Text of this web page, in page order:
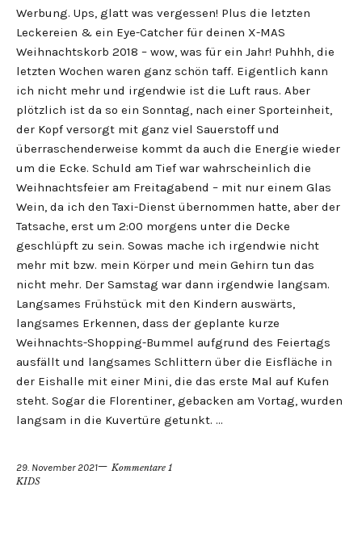
Werbung. Ups, glatt was vergessen! Plus die letzten
Leckereien & ein Eye-Catcher für deinen X-MAS
Weihnachtskorb 2018 – wow, was für ein Jahr! Puhhh, die
letzten Wochen waren ganz schön taff. Eigentlich kann
ich nicht mehr und irgendwie ist die Luft raus. Aber
plötzlich ist da so ein Sonntag, nach einer Sporteinheit,
der Kopf versorgt mit ganz viel Sauerstoff und
überraschenderweise kommt da auch die Energie wieder
um die Ecke. Schuld am Tief war wahrscheinlich die
Weihnachtsfeier am Freitagabend – mit nur einem Glas
Wein, da ich den Taxi-Dienst übernommen hatte, aber der
Tatsache, erst um 2:00 morgens unter die Decke
geschlüpft zu sein. Sowas mache ich irgendwie nicht
mehr mit bzw. mein Körper und mein Gehirn tun das
nicht mehr. Der Samstag war dann irgendwie langsam.
Langsames Frühstück mit den Kindern auswärts,
langsames Erkennen, dass der geplante kurze
Weihnachts-Shopping-Bummel aufgrund des Feiertags
ausfällt und langsames Schlittern über die Eisfläche in
der Eishalle mit einer Mini, die das erste Mal auf Kufen
steht. Sogar die Florentiner, gebacken am Vortag, wurden
langsam in die Kuvertüre getunkt. …
29. November 2021
Kommentare 1
KIDS